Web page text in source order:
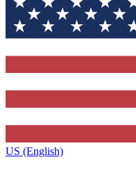
US (English)